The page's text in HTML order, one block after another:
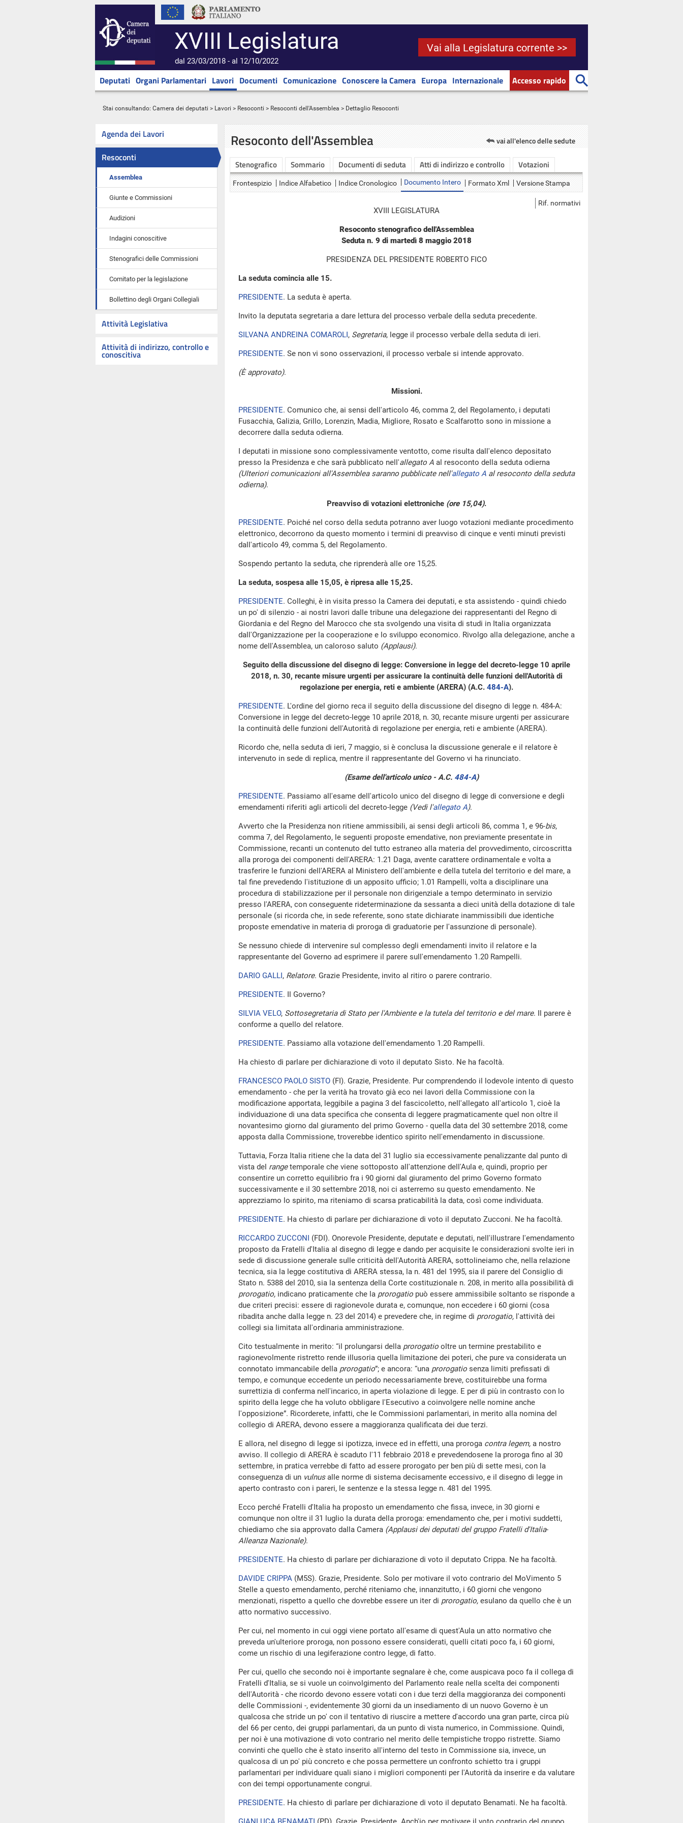
XVIII Legislatura
dal 23/03/2018 - al 12/10/2022
Vai alla Legislatura corrente >>
Deputati Organi Parlamentari Lavori Documenti Comunicazione Conoscere la Camera Europa Internazionale Accesso rapido
Stai consultando: Camera dei deputati > Lavori > Resoconti > Resoconti dell'Assemblea > Dettaglio Resoconti
Agenda dei Lavori
Resoconti
Assemblea
Giunte e Commissioni
Audizioni
Indagini conoscitive
Stenografici delle Commissioni
Comitato per la legislazione
Bollettino degli Organi Collegiali
Attività Legislativa
Attività di indirizzo, controllo e
conoscitiva
Resoconto dell'Assemblea vai all'elenco delle sedute
Stenografico Sommario Documenti di seduta Atti di indirizzo e controllo Votazioni
Frontespizio Indice Alfabetico Indice Cronologico Documento Intero Formato Xml Versione Stampa
Rif. normativi
XVIII LEGISLATURA
Resoconto stenografico dell'Assemblea
Seduta n. 9 di martedì 8 maggio 2018
PRESIDENZA DEL PRESIDENTE ROBERTO FICO
La seduta comincia alle 15.
PRESIDENTE. La seduta è aperta.
Invito la deputata segretaria a dare lettura del processo verbale della seduta precedente.
SILVANA ANDREINA COMAROLI, Segretaria, legge il processo verbale della seduta di ieri.
PRESIDENTE. Se non vi sono osservazioni, il processo verbale si intende approvato.
(È approvato).
Missioni.
PRESIDENTE. Comunico che, ai sensi dell'articolo 46, comma 2, del Regolamento, i deputati
Fusacchia, Galizia, Grillo, Lorenzin, Madia, Migliore, Rosato e Scalfarotto sono in missione a
decorrere dalla seduta odierna.
I deputati in missione sono complessivamente ventotto, come risulta dall'elenco depositato
presso la Presidenza e che sarà pubblicato nell'allegato A al resoconto della seduta odierna
(Ulteriori comunicazioni all'Assemblea saranno pubblicate nell'allegato A al resoconto della seduta
odierna).
Preavviso di votazioni elettroniche (ore 15,04).
PRESIDENTE. Poiché nel corso della seduta potranno aver luogo votazioni mediante procedimento
elettronico, decorrono da questo momento i termini di preavviso di cinque e venti minuti previsti
dall'articolo 49, comma 5, del Regolamento.
Sospendo pertanto la seduta, che riprenderà alle ore 15,25.
La seduta, sospesa alle 15,05, è ripresa alle 15,25.
PRESIDENTE. Colleghi, è in visita presso la Camera dei deputati, e sta assistendo - quindi chiedo
un po' di silenzio - ai nostri lavori dalle tribune una delegazione dei rappresentanti del Regno di
Giordania e del Regno del Marocco che sta svolgendo una visita di studi in Italia organizzata
dall'Organizzazione per la cooperazione e lo sviluppo economico. Rivolgo alla delegazione, anche a
nome dell'Assemblea, un caloroso saluto (Applausi).
Seguito della discussione del disegno di legge: Conversione in legge del decreto-legge 10 aprile
2018, n. 30, recante misure urgenti per assicurare la continuità delle funzioni dell'Autorità di
regolazione per energia, reti e ambiente (ARERA) (A.C. 484-A​).
PRESIDENTE. L'ordine del giorno reca il seguito della discussione del disegno di legge n. 484-A:
Conversione in legge del decreto-legge 10 aprile 2018, n. 30, recante misure urgenti per assicurare
la continuità delle funzioni dell'Autorità di regolazione per energia, reti e ambiente (ARERA).
Ricordo che, nella seduta di ieri, 7 maggio, si è conclusa la discussione generale e il relatore è
intervenuto in sede di replica, mentre il rappresentante del Governo vi ha rinunciato.
(Esame dell'articolo unico - A.C. 484-A​)
PRESIDENTE. Passiamo all'esame dell'articolo unico del disegno di legge di conversione e degli
emendamenti riferiti agli articoli del decreto-legge (Vedi l'allegato A).
Avverto che la Presidenza non ritiene ammissibili, ai sensi degli articoli 86, comma 1, e 96-bis,
comma 7, del Regolamento, le seguenti proposte emendative, non previamente presentate in
Commissione, recanti un contenuto del tutto estraneo alla materia del provvedimento, circoscritta
alla proroga dei componenti dell'ARERA: 1.21 Daga, avente carattere ordinamentale e volta a
trasferire le funzioni dell'ARERA al Ministero dell'ambiente e della tutela del territorio e del mare, a
tal fine prevedendo l'istituzione di un apposito ufficio; 1.01 Rampelli, volta a disciplinare una
procedura di stabilizzazione per il personale non dirigenziale a tempo determinato in servizio
presso l'ARERA, con conseguente rideterminazione da sessanta a dieci unità della dotazione di tale
personale (si ricorda che, in sede referente, sono state dichiarate inammissibili due identiche
proposte emendative in materia di proroga di graduatorie per l'assunzione di personale).
Se nessuno chiede di intervenire sul complesso degli emendamenti invito il relatore e la
rappresentante del Governo ad esprimere il parere sull'emendamento 1.20 Rampelli.
DARIO GALLI, Relatore. Grazie Presidente, invito al ritiro o parere contrario.
PRESIDENTE. Il Governo?
SILVIA VELO, Sottosegretaria di Stato per l'Ambiente e la tutela del territorio e del mare. Il parere è
conforme a quello del relatore.
PRESIDENTE. Passiamo alla votazione dell'emendamento 1.20 Rampelli.
Ha chiesto di parlare per dichiarazione di voto il deputato Sisto. Ne ha facoltà.
FRANCESCO PAOLO SISTO (FI). Grazie, Presidente. Pur comprendendo il lodevole intento di questo
emendamento - che per la verità ha trovato già eco nei lavori della Commissione con la
modificazione apportata, leggibile a pagina 3 del fascicoletto, nell'allegato all'articolo 1, cioè la
individuazione di una data specifica che consenta di leggere pragmaticamente quel non oltre il
novantesimo giorno dal giuramento del primo Governo - quella data del 30 settembre 2018, come
apposta dalla Commissione, troverebbe identico spirito nell'emendamento in discussione.
Tuttavia, Forza Italia ritiene che la data del 31 luglio sia eccessivamente penalizzante dal punto di
vista del rangetemporale che viene sottoposto all'attenzione dell'Aula e, quindi, proprio per
consentire un corretto equilibrio fra i 90 giorni dal giuramento del primo Governo formato
successivamente e il 30 settembre 2018, noi ci asterremo su questo emendamento. Ne
apprezziamo lo spirito, ma riteniamo di scarsa praticabilità la data, così come individuata.
PRESIDENTE. Ha chiesto di parlare per dichiarazione di voto il deputato Zucconi. Ne ha facoltà.
RICCARDO ZUCCONI (FDI). Onorevole Presidente, deputate e deputati, nell'illustrare l'emendamento
proposto da Fratelli d'Italia al disegno di legge e dando per acquisite le considerazioni svolte ieri in
sede di discussione generale sulle criticità dell'Autorità ARERA, sottolineiamo che, nella relazione
tecnica, sia la legge costitutiva di ARERA stessa, la n. 481 del 1995, sia il parere del Consiglio di
Stato n. 5388 del 2010, sia la sentenza della Corte costituzionale n. 208, in merito alla possibilità di
prorogatio, indicano praticamente che la prorogatio può essere ammissibile soltanto se risponde a
due criteri precisi: essere di ragionevole durata e, comunque, non eccedere i 60 giorni (cosa
ribadita anche dalla legge n. 23 del 2014) e prevedere che, in regime di prorogatio, l'attività dei
collegi sia limitata all'ordinaria amministrazione.
Cito testualmente in merito: “il prolungarsi della prorogatio oltre un termine prestabilito e
ragionevolmente ristretto rende illusoria quella limitazione dei poteri, che pure va considerata un
connotato immancabile della prorogatio”; e ancora: “una prorogatio senza limiti prefissati di
tempo, e comunque eccedente un periodo necessariamente breve, costituirebbe una forma
surrettizia di conferma nell'incarico, in aperta violazione di legge. E per di più in contrasto con lo
spirito della legge che ha voluto obbligare l'Esecutivo a coinvolgere nelle nomine anche
l'opposizione”. Ricorderete, infatti, che le Commissioni parlamentari, in merito alla nomina del
collegio di ARERA, devono essere a maggioranza qualificata dei due terzi.
E allora, nel disegno di legge si ipotizza, invece ed in effetti, una proroga contra legem, a nostro
avviso. Il collegio di ARERA è scaduto l'11 febbraio 2018 e prevedendosene la proroga fino al 30
settembre, in pratica verrebbe di fatto ad essere prorogato per ben più di sette mesi, con la
conseguenza di un vulnusalle norme di sistema decisamente eccessivo, e il disegno di legge in
aperto contrasto con i pareri, le sentenze e la stessa legge n. 481 del 1995.
Ecco perché Fratelli d'Italia ha proposto un emendamento che fissa, invece, in 30 giorni e
comunque non oltre il 31 luglio la durata della proroga: emendamento che, per i motivi suddetti,
chiediamo che sia approvato dalla Camera (Applausi dei deputati del gruppo Fratelli d'Italia-
Alleanza Nazionale).
PRESIDENTE. Ha chiesto di parlare per dichiarazione di voto il deputato Crippa. Ne ha facoltà.
DAVIDE CRIPPA (M5S). Grazie, Presidente. Solo per motivare il voto contrario del MoVimento 5
Stelle a questo emendamento, perché riteniamo che, innanzitutto, i 60 giorni che vengono
menzionati, rispetto a quello che dovrebbe essere un iter di prorogatio, esulano da quello che è un
atto normativo successivo.
Per cui, nel momento in cui oggi viene portato all'esame di quest'Aula un atto normativo che
preveda un'ulteriore proroga, non possono essere considerati, quelli citati poco fa, i 60 giorni,
come un rischio di una legiferazione contro legge, di fatto.
Per cui, quello che secondo noi è importante segnalare è che, come auspicava poco fa il collega di
Fratelli d'Italia, se si vuole un coinvolgimento del Parlamento reale nella scelta dei componenti
dell'Autorità - che ricordo devono essere votati con i due terzi della maggioranza dei componenti
delle Commissioni -, evidentemente 30 giorni da un insediamento di un nuovo Governo è un
qualcosa che stride un po' con il tentativo di riuscire a mettere d'accordo una gran parte, circa più
del 66 per cento, dei gruppi parlamentari, da un punto di vista numerico, in Commissione. Quindi,
per noi è una motivazione di voto contrario nel merito delle tempistiche troppo ristrette. Siamo
convinti che quello che è stato inserito all'interno del testo in Commissione sia, invece, un
qualcosa di un po' più concreto e che possa permettere un confronto schietto tra i gruppi
parlamentari per individuare quali siano i migliori componenti per l'Autorità da inserire e da valutare
con dei tempi opportunamente congrui.
PRESIDENTE. Ha chiesto di parlare per dichiarazione di voto il deputato Benamati. Ne ha facoltà.